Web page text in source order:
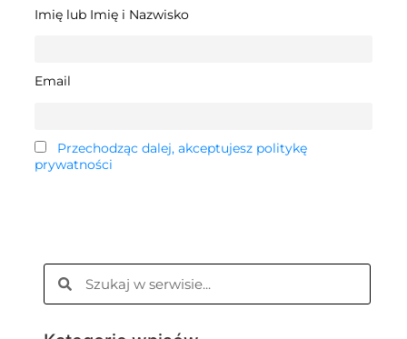
Imię lub Imię i Nazwisko
Email
Przechodząc dalej, akceptujesz politykę
prywatności